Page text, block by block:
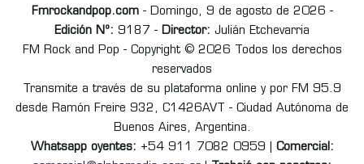
Fmrockandpop.com- Domingo, 9 de agosto de 2026 -
Edición Nº: 9187 - Director: Julián Etchevarria
FM Rock and Pop - Copyright © 2026 Todos los derechos
reservados
Transmite a través de su plataforma online y por FM 95.9
desde Ramón Freire 932, C1426AVT - Ciudad Autónoma de
Buenos Aires, Argentina.
Whatsapp oyentes: +54 911 7082 0959 | Comercial: